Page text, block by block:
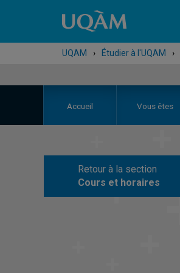
UQAM › Étudier à l'UQAM ›
Accueil Vous êtes
Retour à la section
Cours et horaires